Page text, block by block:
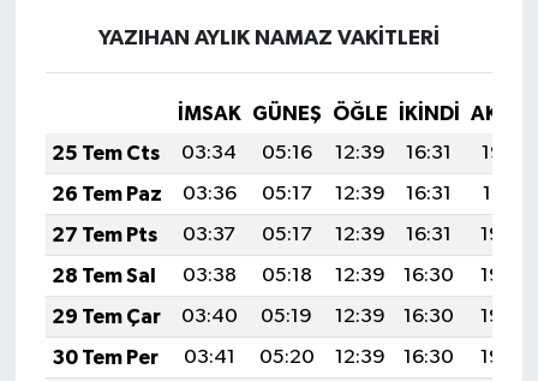
YAZIHAN AYLIK NAMAZ VAKITLERI
İMSAK GÜNEŞ ÖĞLE İKINDI
25 Tem Cts
03:34 05:16 12:39 16:31
19:52
26 Tem Paz
03:36 05:17 12:39 16:31
19:51
27 Tem Pts
03:37 05:17 12:39 16:31
19:50
28 Tem Sal
03:38 05:18 12:39 16:30
19:49
29 Tem Çar
03:40 05:19 12:39 16:30
19:49
30 Tem Per
03:41 05:20 12:39 16:30
19:48